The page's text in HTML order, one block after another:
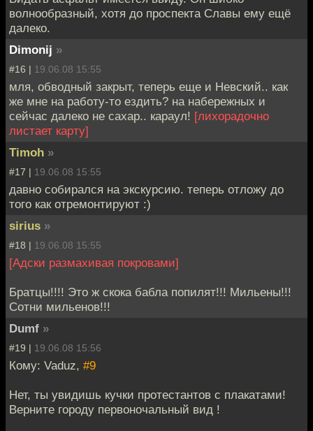
волнообразный, хотя до проспекта Славы ему ещё
далеко.
Dimonij »
#16 | 19.06.08 15:55
мля, обводный закрыт, теперь еще и Невский.. как
же мне на работу-то ездить? на набережных и
сейчас далеко не сахар.. караул! [лихорадочно
листает карту]
Timoh »
#17 | 19.06.08 15:55
давно собирался на экскурсию. теперь отложу до
того как отремонтируют :)
sirius »
#18 | 19.06.08 15:55
[Адски размахивая покровами]
Братцы!!!! Это ж скока бабла попилят!!! Мильены!!!
Сотни мильенов!!!
Dumf »
#19 | 19.06.08 15:56
Кому: Vaduz, #9
Нет, ты увидишь кучки протестантов с плакатами!
Верните городу первоночальный вид !